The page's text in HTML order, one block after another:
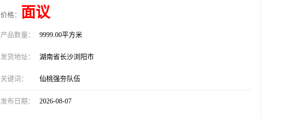
价格： 面议
产品数量： 9999.00平方米
发货地址： 湖南省长沙浏阳市
关键词： 仙桃强夯队伍
发布日期： 2026-08-07